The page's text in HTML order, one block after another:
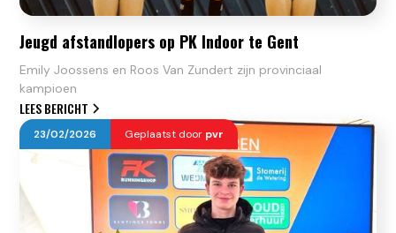
Jeugd afstandlopers op PK Indoor te Gent
Emily Joossens en Roos Van Zundert zijn provinciaal
kampioen
LEES BERICHT
23/02/2026 Geplaatst door pvr